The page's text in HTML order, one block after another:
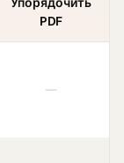
PDF